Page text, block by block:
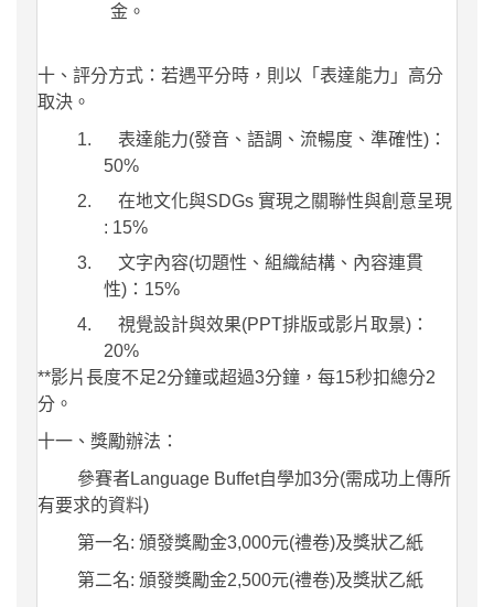
金。
十、評分方式：若遇平分時，則以「表達能力」高分
取決。
1.
表達能力(發音、語調、流暢度、準確性) ：
50%
2.
在地文化與SDGs 實現之關聯性與創意呈現
: 15%
3.
文字內容(切題性、組織結構、內容連貫
性) ： 15%
4.
視覺設計與效果(PPT排版或影片取景) ：
20%
**影片長度不足2分鐘或超過3分鐘，每15秒扣總分2
分。
十一、獎勵辦法：
參賽者Language Buffet自學加3分(需成功上傳所
有要求的資料)
第一名: 頒發獎勵金3,000元(禮卷)及獎狀乙紙
第二名: 頒發獎勵金2,500元(禮卷)及獎狀乙紙